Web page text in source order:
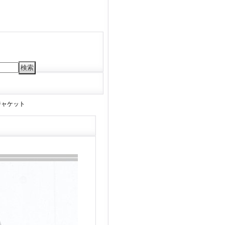
ケット